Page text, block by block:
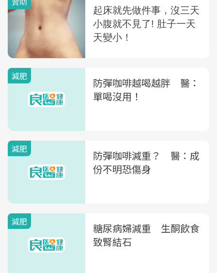
減肥
防彈咖啡越喝越胖 醫：
單喝沒用！
減肥
防彈咖啡減重？ 醫：成
份不明恐傷身
減肥
糖尿病婦減重 生酮飲食
致腎結石